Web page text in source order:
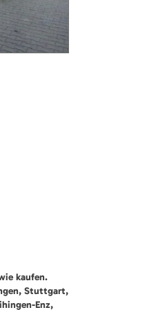
kaufen.
Stuttgart,
Enz,